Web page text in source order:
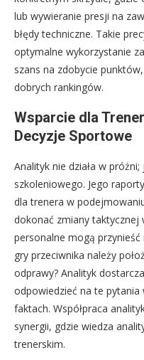
lub wywieranie presji na
błędy techniczne. Takie
optymalne wykorzystanie
szans na zdobycie
dobrych rankingów.
Wsparcie dla
Decyzje Sportowe
Analityk nie działa w
szkoleniowego. Jego
dla trenera w
dokonać zmiany taktycznej
personalne mogą
gry przeciwnika należy
odprawy? Analityk
odpowiedzieć na te
faktach. Współpraca
synergii, gdzie wiedza
trenerskim.